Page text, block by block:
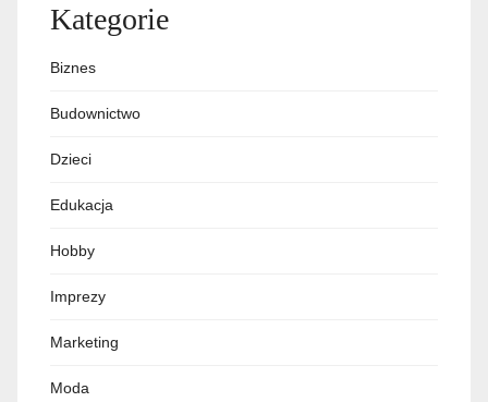
Kategorie
Biznes
Budownictwo
Dzieci
Edukacja
Hobby
Imprezy
Marketing
Moda